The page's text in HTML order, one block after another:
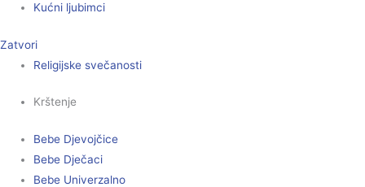
Kućni ljubimci
Zatvori
Religijske svečanosti
Krštenje
Bebe Djevojčice
Bebe Dječaci
Bebe Univerzalno